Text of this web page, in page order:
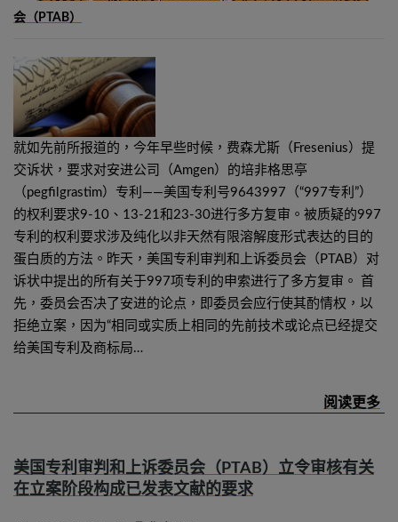
会（PTAB）
就如先前所报道的，今年早些时候，费森尤斯（Fresenius）提
交诉状，要求对安进公司（Amgen）的培非格思亭
（pegfilgrastim）专利——美国专利号9643997（“997专利”）
的权利要求9-10、13-21和23-30进行多方复审。被质疑的997
专利的权利要求涉及纯化以非天然有限溶解度形式表达的目的
蛋白质的方法。昨天，美国专利审判和上诉委员会（PTAB）对
诉状中提出的所有关于997项专利的申索进行了多方复审。 首
先，委员会否决了安进的论点，即委员会应行使其酌情权，以
拒绝立案，因为“相同或实质上相同的先前技术或论点已经提交
给美国专利及商标局…
美国专利审判和上诉委员会（PTAB）立令审核有关
在立案阶段构成已发表文献的要求